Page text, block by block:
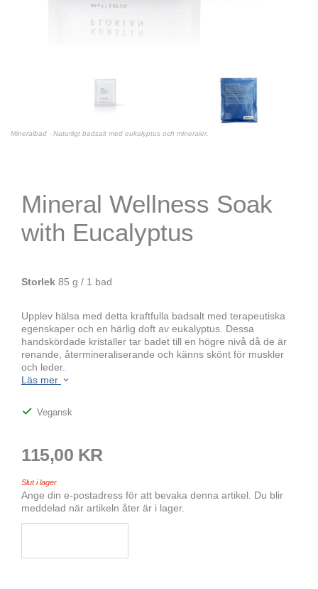
Mineralbad - Naturligt badsalt med eukalyptus och mineraler.
Mineral Wellness Soak
with Eucalyptus
Storlek 85 g / 1 bad
Upplev hälsa med detta kraftfulla badsalt med terapeutiska
egenskaper och en härlig doft av eukalyptus. Dessa
handskördade kristaller tar badet till en högre nivå då de är
renande, återmineraliserande och känns skönt för muskler
och leder.
Läs mer
Vegansk
115,00 KR
Slut i lager
Ange din e-postadress för att bevaka denna artikel. Du blir
meddelad när artikeln åter är i lager.